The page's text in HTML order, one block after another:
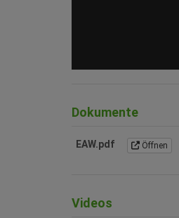
Dokumente
EAW.pdf Öffnen
Videos